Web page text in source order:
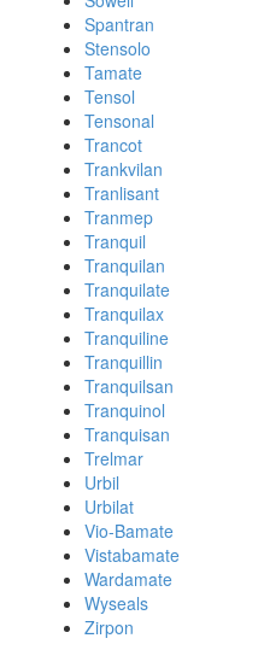
Spantran
Stensolo
Tamate
Tensol
Tensonal
Trancot
Trankvilan
Tranlisant
Tranmep
Tranquil
Tranquilan
Tranquilate
Tranquilax
Tranquiline
Tranquillin
Tranquilsan
Tranquinol
Tranquisan
Trelmar
Urbil
Urbilat
Vio-Bamate
Vistabamate
Wardamate
Wyseals
Zirpon